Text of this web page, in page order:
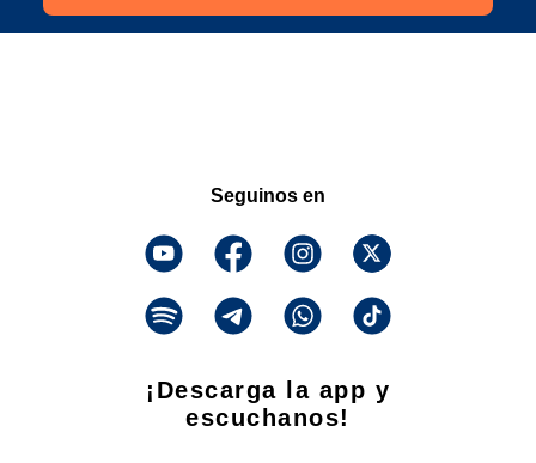
Seguinos en
¡Descarga la app y
escuchanos!